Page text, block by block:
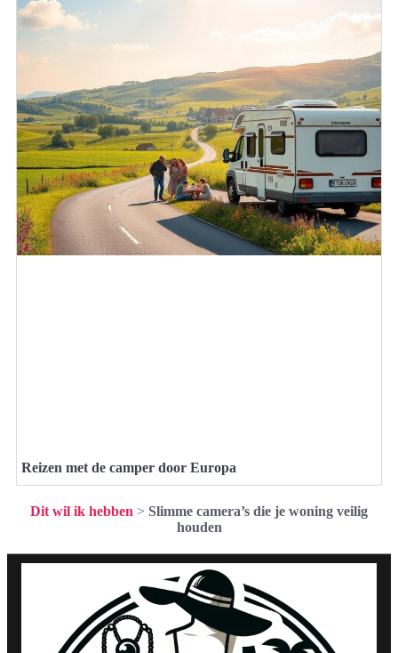
Reizen met de camper door Europa
Dit wil ik hebben > Slimme camera’s die je woning veilig
houden